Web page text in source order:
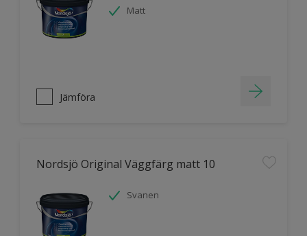
Matt
Jämföra
Nordsjö Original Väggfärg matt 10
Svanen